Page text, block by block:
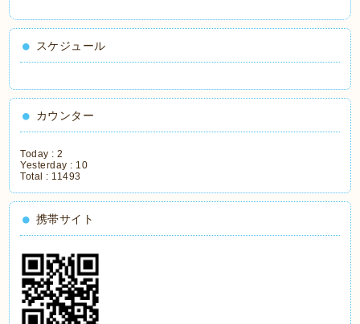
スケジュール
カウンター
Today :2
Yesterday : 10
Total : 11493
携帯サイト